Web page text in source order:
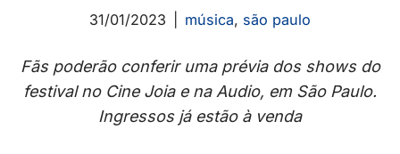
31/01/2023 música, são paulo
Fãs poderão conferir uma prévia dos shows do
festival no Cine Joia e na Audio, em São Paulo.
Ingressos já estão à venda